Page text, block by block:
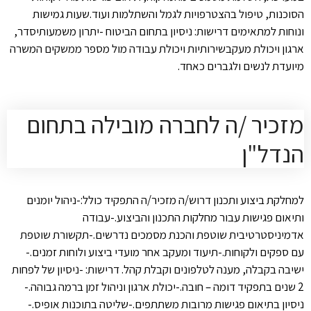
הסוכנות, טיפול בהצטרפויות לגמל והשתלמות ועוד.שעות גמישות
ונוחות למתאימים דרישות: ניסיון בתחום הביטוח -יתרון משמעותיסדר,
ארגון ויכולת מעקבשירותיות ויכולת עבודה מול מספר ממשקים המשרה
מיועדת לנשים ולגברים כאחד.
מזכיר /ה לחברה מובילה בתחום
הנדל"ן
למחלקת ביצוע ותכנון דרוש/ה מזכיר/ה התפקיד כולל:-ניהול יומנים
ותיאום פגישות עבור מחלקות התכנון והביצוע.-עבודה
אדמיניסטרטיבית שוטפת והכנת מסמכים נדרשים.-תקשורת שוטפת
עם ספקים ולקוחות.-תיעוד ומעקב אחר מועדי ביצוע ולוחות זמנים.-
ישיבה בקבלה, מענה לטלפונים וקבלת קהל. דרישות: -ניסיון של לפחות
2 שנים בתפקיד דומה – חובה.-יכולת ארגון וניהול זמן ברמה גבוהה.-
ניסיון בתיאום פגישות מרובות משתתפים.-שליטה בתוכנות אופיס.-